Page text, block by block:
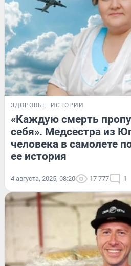
ЗДОРОВЬЕ ИСТОРИИ
«Каждую смерть
себя». Медсестра из
человека в самолете
ее история
4 августа, 2025, 08:20 17 777 1